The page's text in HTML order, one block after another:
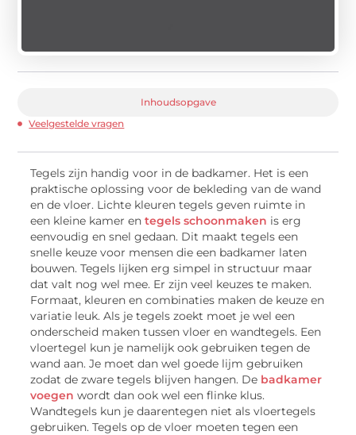
Inhoudsopgave
Veelgestelde vragen
Tegels zijn handig voor in de badkamer. Het is een
praktische oplossing voor de bekleding van de wand
en de vloer. Lichte kleuren tegels geven ruimte in
een kleine kamer entegels schoonmaken is erg
eenvoudig en snel gedaan. Dit maakt tegels een
snelle keuze voor mensen die een badkamer laten
bouwen. Tegels lijken erg simpel in structuur maar
dat valt nog wel mee. Er zijn veel keuzes te maken.
Formaat, kleuren en combinaties maken de keuze en
variatie leuk. Als je tegels zoekt moet je wel een
onderscheid maken tussen vloer en wandtegels. Een
vloertegel kun je namelijk ook gebruiken tegen de
wand aan. Je moet dan wel goede lijm gebruiken
zodat de zware tegels blijven hangen. De badkamer
voegen wordt dan ook wel een flinke klus.
Wandtegels kun je daarentegen niet als vloertegels
gebruiken. Tegels op de vloer moeten tegen een